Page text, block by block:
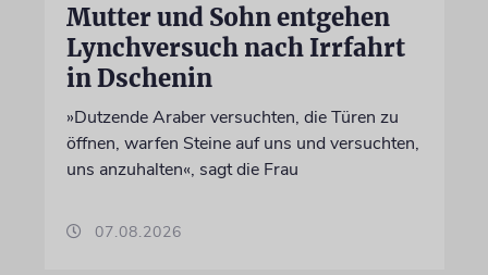
Mutter und Sohn entgehen
Lynchversuch nach Irrfahrt
in Dschenin
»Dutzende Araber versuchten, die Türen zu
öffnen, warfen Steine auf uns und versuchten,
uns anzuhalten«, sagt die Frau
07.08.2026